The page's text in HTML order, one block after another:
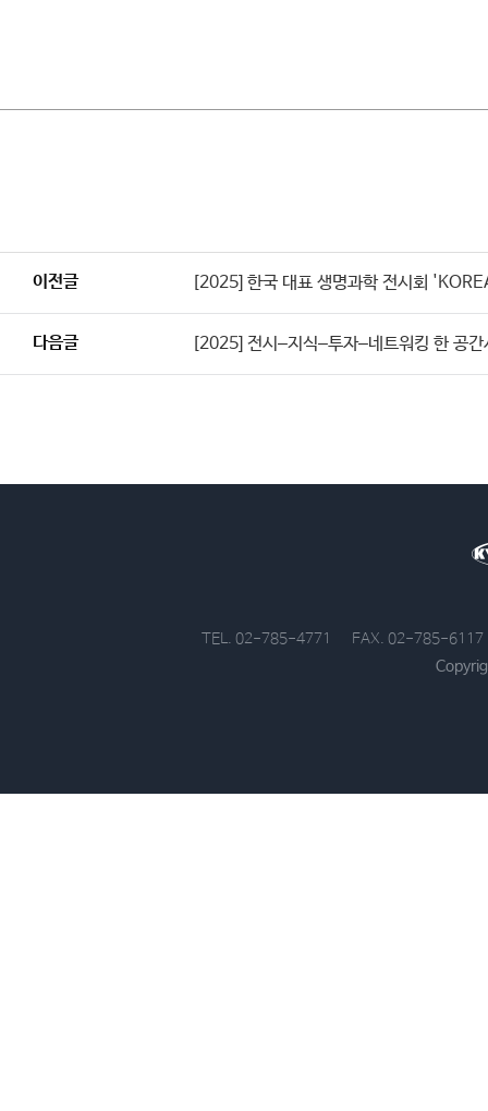
이전글 [2025] 한국 대표 생명과학 전시회
다음글 [2025] 전시–지식–투자–네트워킹 한 공
TEL. 02-785-4771
FAX. 02-785-6117